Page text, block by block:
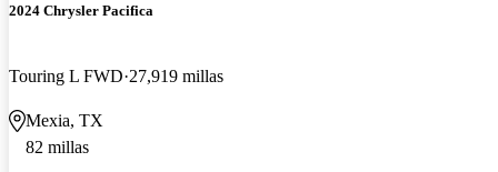
2024 Chrysler Pacifica
Touring L FWD 27,919 millas
Mexia, TX
82 millas